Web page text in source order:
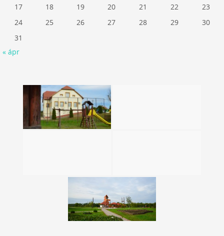
17
18 19 20 21 22
23
24
25 26 27 28 29
30
31
« ápr